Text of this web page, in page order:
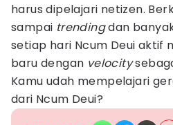
harus dipelajari netizen.
sampai trendingdan
setiap hari Ncum Deui aktif
baru dengan velocity
Kamu udah mempelajari
dari Ncum Deui?